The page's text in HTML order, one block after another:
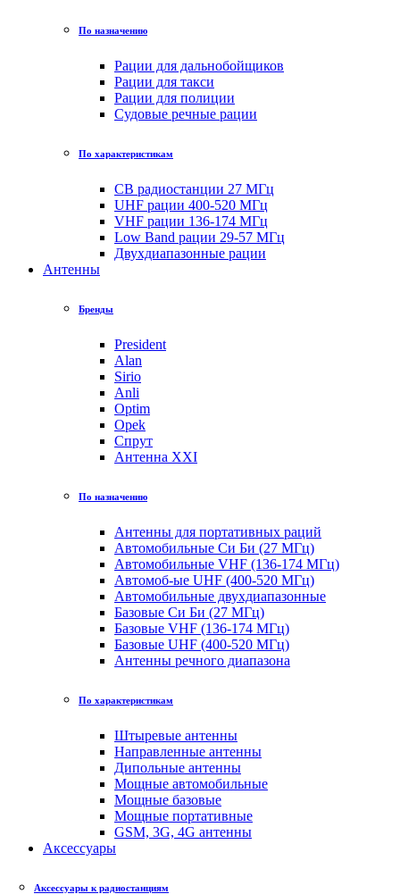
По назначению
Рации для дальнобойщиков
Рации для такси
Рации для полиции
Судовые речные рации
По характеристикам
CB радиостанции 27 МГц
UHF рации 400-520 МГц
VHF рации 136-174 МГц
Low Band рации 29-57 МГц
Двухдиапазонные рации
Антенны
Бренды
President
Alan
Sirio
Anli
Optim
Opek
Спрут
Антенна XXI
По назначению
Антенны для портативных раций
Автомобильные Си Би (27 МГц)
Автомобильные VHF (136-174 МГц)
Автомоб-ые UHF (400-520 МГц)
Автомобильные двухдиапазонные
Базовые Си Би (27 МГц)
Базовые VHF (136-174 МГц)
Базовые UHF (400-520 МГц)
Антенны речного диапазона
По характеристикам
Штыревые антенны
Направленные антенны
Дипольные антенны
Мощные автомобильные
Мощные базовые
Мощные портативные
GSM, 3G, 4G антенны
Аксессуары
Аксессуары к радиостанциям